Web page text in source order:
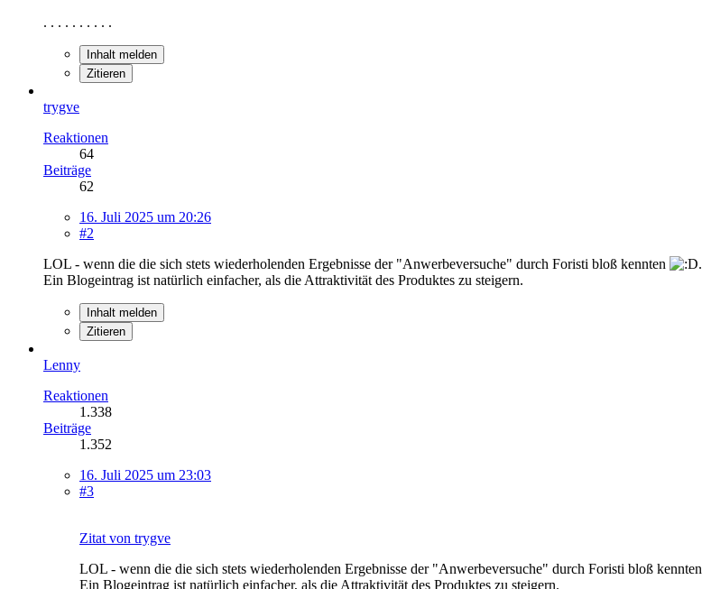
. . . . . . . . . .
Inhalt melden
Zitieren
trygve
Reaktionen
64
Beiträge
62
16. Juli 2025 um 20:26
#2
LOL - wenn die die sich stets wiederholenden Ergebnisse der "Anwerbeversuche" durch Foristi bloß kennten
.
Ein Blogeintrag ist natürlich einfacher, als die Attraktivität des Produktes zu steigern.
Inhalt melden
Zitieren
Lenny
Reaktionen
1.338
Beiträge
1.352
16. Juli 2025 um 23:03
#3
Zitat von trygve
LOL - wenn die die sich stets wiederholenden Ergebnisse der "Anwerbeversuche" durch Foristi bloß kennten
Ein Blogeintrag ist natürlich einfacher, als die Attraktivität des Produktes zu steigern.